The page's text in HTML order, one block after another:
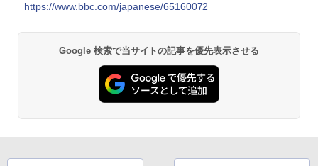
https://www.bbc.com/japanese/65160072
Google 検索で当サイトの記事を優先表示させる